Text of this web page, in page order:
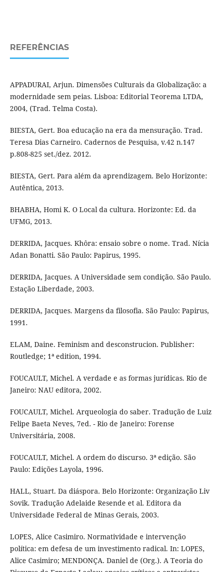
REFERÊNCIAS
APPADURAI, Arjun. Dimensões Culturais da Globalização: a
modernidade sem peias. Lisboa: Editorial Teorema LTDA,
2004, (Trad. Telma Costa).
BIESTA, Gert. Boa educação na era da mensuração. Trad.
Teresa Dias Carneiro. Cadernos de Pesquisa, v.42 n.147
p.808-825 set./dez. 2012.
BIESTA, Gert. Para além da aprendizagem. Belo Horizonte:
Autêntica, 2013.
BHABHA, Homi K. O Local da cultura. Horizonte: Ed. da
UFMG, 2013.
DERRIDA, Jacques. Khôra: ensaio sobre o nome. Trad. Nícia
Adan Bonatti. São Paulo: Papirus, 1995.
DERRIDA, Jacques. A Universidade sem condição. São Paulo.
Estação Liberdade, 2003.
DERRIDA, Jacques. Margens da filosofia. São Paulo: Papirus,
1991.
ELAM, Daine. Feminism and desconstrucion. Publisher:
Routledge; 1ª edition, 1994.
FOUCAULT, Michel. A verdade e as formas jurídicas. Rio de
Janeiro: NAU editora, 2002.
FOUCAULT, Michel. Arqueologia do saber. Tradução de Luiz
Felipe Baeta Neves, 7ed. - Rio de Janeiro: Forense
Universitária, 2008.
FOUCAULT, Michel. A ordem do discurso. 3ª edição. São
Paulo: Edições Layola, 1996.
HALL, Stuart. Da diáspora. Belo Horizonte: Organização Liv
Sovik. Tradução Adelaide Resende et al. Editora da
Universidade Federal de Minas Gerais, 2003.
LOPES, Alice Casimiro. Normatividade e intervenção
política: em defesa de um investimento radical. In: LOPES,
Alice Casimiro; MENDONÇA. Daniel de (Org.). A Teoria do